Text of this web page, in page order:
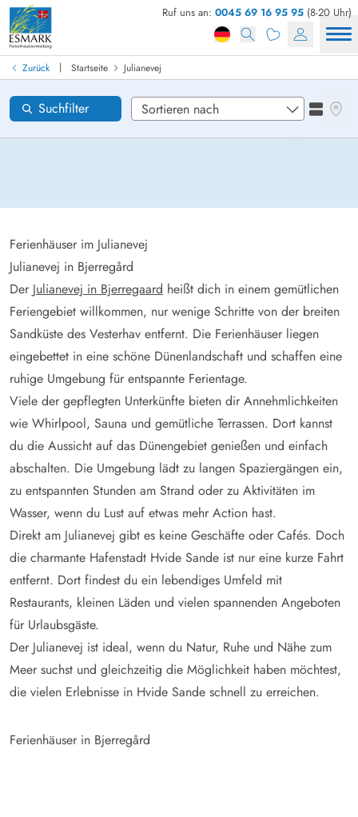
Ruf uns an: 0045 69 16 95 95 (8-20 Uhr)
Zurück | Startseite Julianevej
Julianevej
Ferienhäuser im Julianevej
Julianevej in Bjerregård
Der Julianevej in Bjerregaard heißt dich in einem gemütlichen
Feriengebiet willkommen, nur wenige Schritte von der breiten
Sandküste des Vesterhav entfernt. Die Ferienhäuser liegen
eingebettet in eine schöne Dünenlandschaft und schaffen eine
ruhige Umgebung für entspannte Ferientage.
Viele der gepflegten Unterkünfte bieten dir Annehmlichkeiten
wie Whirlpool, Sauna und gemütliche Terrassen. Dort kannst
du die Aussicht auf das Dünengebiet genießen und einfach
abschalten. Die Umgebung lädt zu langen Spaziergängen ein,
zu entspannten Stunden am Strand oder zu Aktivitäten im
Wasser, wenn du Lust auf etwas mehr Action hast.
Direkt am Julianevej gibt es keine Geschäfte oder Cafés. Doch
die charmante Hafenstadt Hvide Sande ist nur eine kurze Fahrt
entfernt. Dort findest du ein lebendiges Umfeld mit
Restaurants, kleinen Läden und vielen spannenden Angeboten
für Urlaubsgäste.
Der Julianevej ist ideal, wenn du Natur, Ruhe und Nähe zum
Meer suchst und gleichzeitig die Möglichkeit haben möchtest,
die vielen Erlebnisse in Hvide Sande schnell zu erreichen.
Ferienhäuser in Bjerregård
Suchfilter
Ferienhaus in Dänemark finden
Anreise
Gebiete